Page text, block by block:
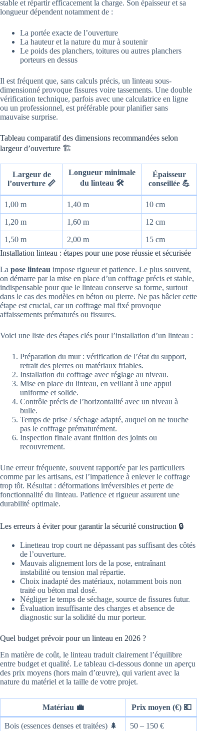
stable et répartir efficacement la charge. Son épaisseur et sa
longueur dépendent notamment de :
La portée exacte de l’ouverture
La hauteur et la nature du mur à soutenir
Le poids des planchers, toitures ou autres planchers
porteurs en dessus
Il est fréquent que, sans calculs précis, un linteau sous-
dimensionné provoque fissures voire tassements. Une double
vérification technique, parfois avec une calculatrice en ligne
ou un professionnel, est préférable pour planifier sans
mauvaise surprise.
Tableau comparatif des dimensions recommandées selon
largeur d’ouverture 🏗️
Largeur de
l’ouverture 📏
Longueur minimale
du linteau 🛠️
Épaisseur
conseillée 💪
1,00 m 1,40 m 10 cm
1,20 m 1,60 m 12 cm
1,50 m 2,00 m
15 cm
Installation linteau : étapes pour une pose réussie et sécurisée
La pose linteau impose rigueur et patience. Le plus souvent,
on démarre par la mise en place d’un coffrage précis et stable,
indispensable pour que le linteau conserve sa forme, surtout
dans le cas des modèles en béton ou pierre. Ne pas bâcler cette
étape est crucial, car un coffrage mal fixé provoque
affaissements prématurés ou fissures.
Voici une liste des étapes clés pour l’installation d’un linteau :
Préparation du mur : vérification de l’état du support,
retrait des pierres ou matériaux friables.
Installation du coffrage avec réglage au niveau.
Mise en place du linteau, en veillant à une appui
uniforme et solide.
Contrôle précis de l’horizontalité avec un niveau à
bulle.
Temps de prise / séchage adapté, auquel on ne touche
pas le coffrage prématurément.
Inspection finale avant finition des joints ou
recouvrement.
Une erreur fréquente, souvent rapportée par les particuliers
comme par les artisans, est l’impatience à enlever le coffrage
trop tôt. Résultat : déformations irréversibles et perte de
fonctionnalité du linteau. Patience et rigueur assurent une
durabilité optimale.
Les erreurs à éviter pour garantir la sécurité construction 🔒
Linetteau trop court ne dépassant pas suffisant des côtés
de l’ouverture.
Mauvais alignement lors de la pose, entraînant
instabilité ou tension mal répartie.
Choix inadapté des matériaux, notamment bois non
traité ou béton mal dosé.
Négliger le temps de séchage, source de fissures futur.
Évaluation insuffisante des charges et absence de
diagnostic sur la solidité du mur porteur.
Quel budget prévoir pour un linteau en 2026 ?
En matière de coût, le linteau traduit clairement l’équilibre
entre budget et qualité. Le tableau ci-dessous donne un aperçu
des prix moyens (hors main d’œuvre), qui varient avec la
nature du matériel et la taille de votre projet.
Matériau 💼 Prix moyen (€) 💶
Bois (essences denses et traitées) 🌲 50 – 150 €